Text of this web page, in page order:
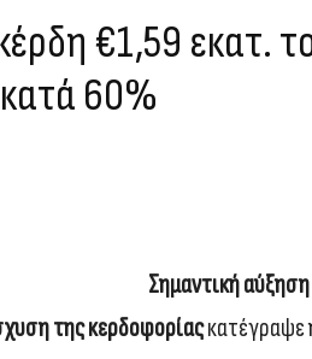
€1,59 εκατ.
60%
Σημαντική αύξηση
της κερδοφορίαςκατέγραψε